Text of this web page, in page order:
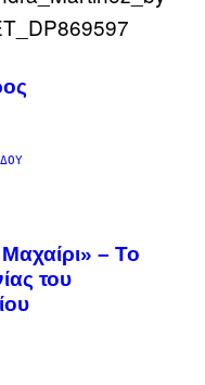
– Το
του